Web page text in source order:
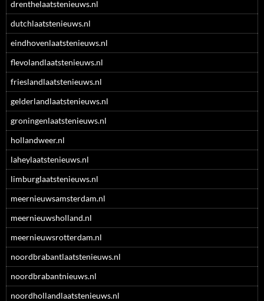
drenthelaatstenieuws.nl
dutchlaatstenieuws.nl
eindhovenlaatstenieuws.nl
flevolandlaatstenieuws.nl
frieslandlaatstenieuws.nl
gelderlandlaatstenieuws.nl
groningenlaatstenieuws.nl
hollandweer.nl
laheylaatstenieuws.nl
limburglaatstenieuws.nl
meernieuwsamsterdam.nl
meernieuwsholland.nl
meernieuwsrotterdam.nl
noordbrabantlaatstenieuws.nl
noordbrabantnieuws.nl
noordhollandlaatstenieuws.nl